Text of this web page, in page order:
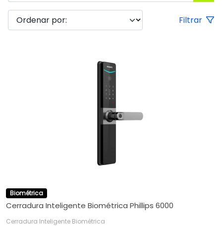
Filtrar
Biométrica
Cerradura Inteligente Biométrica Phillips 6000
Cerradura Inteligente Biométrica